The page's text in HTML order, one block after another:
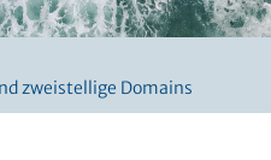
zweistellige Domains